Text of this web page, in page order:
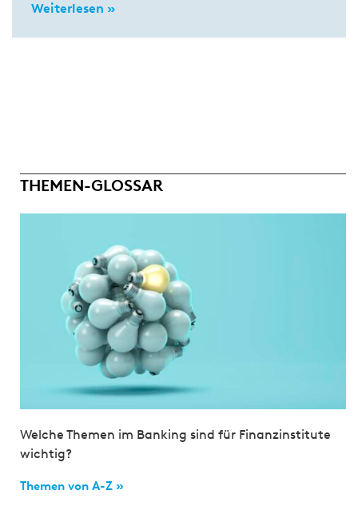
Weiterlesen »
THEMEN-GLOSSAR
Welche Themen im Banking sind für Finanzinstitute
wichtig?
Themen von A-Z »